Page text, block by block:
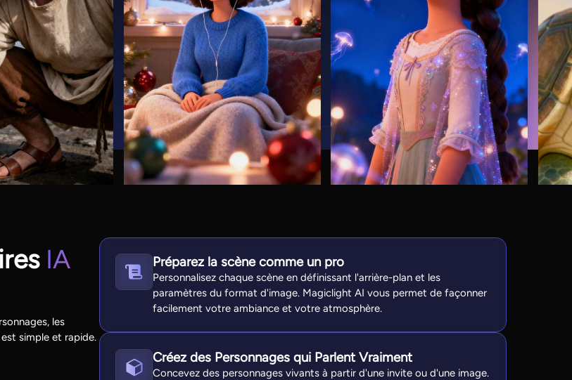
IA
les
simple et rapide.
Préparez la scène comme un pro
Personnalisez chaque scène en définissant l'arrière-plan et les
paramètres du format d'image. Magiclight AI vous permet de façonner
facilement votre ambiance et votre atmosphère.
Créez des Personnages qui Parlent Vraiment
Concevez des personnages vivants à partir d'une invite ou d'une image.